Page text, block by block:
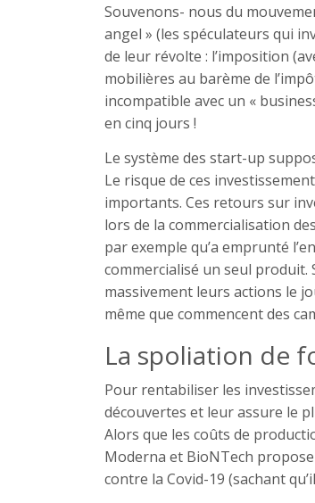
Souvenons- nous du
angel » (les spéculateurs qui
de leur révolte : l’imposition
mobilières au barème de
incompatible avec un «
en cinq jours !
Le système des start-up
Le risque de ces
importants. Ces retours sur
lors de la commercialisation
par exemple qu’a emprunté
commercialisé un seul
massivement leurs actions le
même que commencent des
La spoliation de
Pour rentabiliser les
découvertes et leur assure le
Alors que les coûts de
Moderna et BioNTech
contre la Covid-19 (sachant